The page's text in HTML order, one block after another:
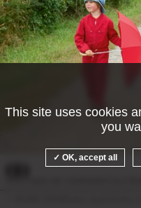
This site uses cookies
you
OK, accept all